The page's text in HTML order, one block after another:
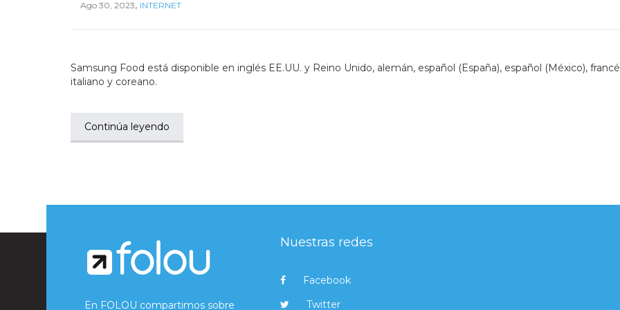
Ago 30, 2023, INTERNET
Samsung Food está disponible en inglés EE.UU. y Reino Unido, alemán, español (España), español (México),
italiano y coreano.
Continúa leyendo
En FOLOU compartimos sobre
Nuestras redes
Facebook
Twitter